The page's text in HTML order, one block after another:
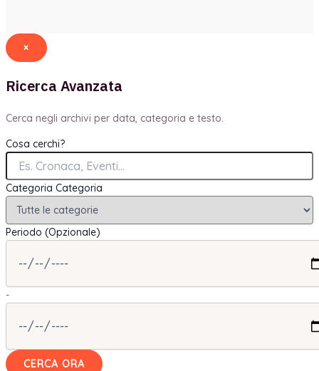
×
Ricerca Avanzata
Cerca negli archivi per data, categoria e testo.
Cosa cerchi?
Categoria Categoria
Periodo (Opzionale)
-
CERCA ORA